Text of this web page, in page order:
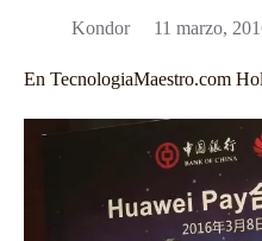
Kondor
11 marzo,
En TecnologiaMaestro.com